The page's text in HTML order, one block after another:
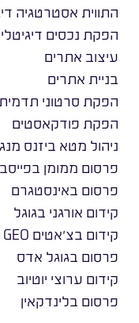
התווית אסטרטגיה
הפקת נכסים
עיצוב אתרים
בניית אתרים
הפקת סרטוני תדמית
הפקת פודקאסטים
ניהול מטא ביזנס
פרסום ממומן
פרסום באינסטגרם
קידום אורגני בגוגל
קידום בצ׳אטים GEO
פרסום בגוגל אדס
קידום ערוצי יוטיוב
פרסום בלינדקאין